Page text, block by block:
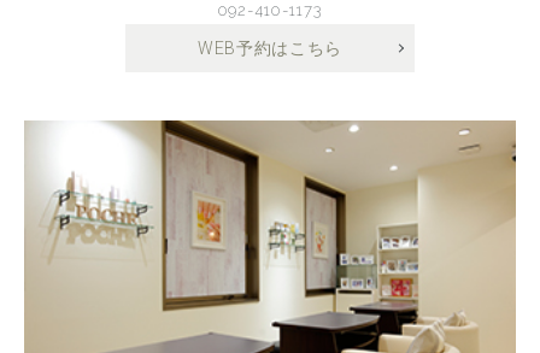
092-410-1173
WEB予約はこちら